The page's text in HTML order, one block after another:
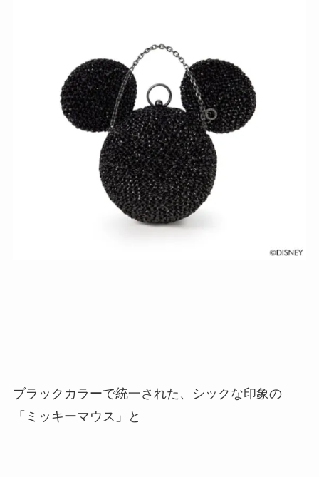
ブラックカラーで統一された、シックな印象の
「ミッキーマウス」と